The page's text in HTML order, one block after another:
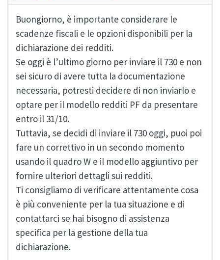
Buongiorno, è importante considerare le
scadenze fiscali e le opzioni disponibili per la
dichiarazione dei redditi.
Se oggi è l’ultimo giorno per inviare il 730 e non
sei sicuro di avere tutta la documentazione
necessaria, potresti decidere di non inviarlo e
optare per il modello redditi PF da presentare
entro il 31/10.
Tuttavia, se decidi di inviare il 730 oggi, puoi poi
fare un correttivo in un secondo momento
usando il quadro W e il modello aggiuntivo per
fornire ulteriori dettagli sui redditi.
Ti consigliamo di verificare attentamente cosa
è più conveniente per la tua situazione e di
contattarci se hai bisogno di assistenza
specifica per la gestione della tua
dichiarazione.